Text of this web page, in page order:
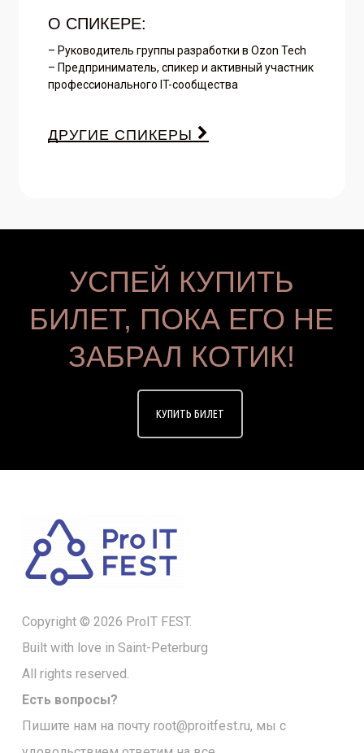
О СПИКЕРЕ:
– Руководитель группы разработки в Ozon Tech
– Предприниматель, спикер и активный участник
профессионального IT-сообщества
ДРУГИЕ СПИКЕРЫ
УСПЕЙ КУПИТЬ
БИЛЕТ, ПОКА ЕГО НЕ
ЗАБРАЛ КОТИК!
КУПИТЬ БИЛЕТ
Copyright © 2026 ProIT FEST.
Built with love in Saint-Peterburg
All rights reserved.
Есть вопросы?
Пишите нам на почту root@proitfest.ru, мы с